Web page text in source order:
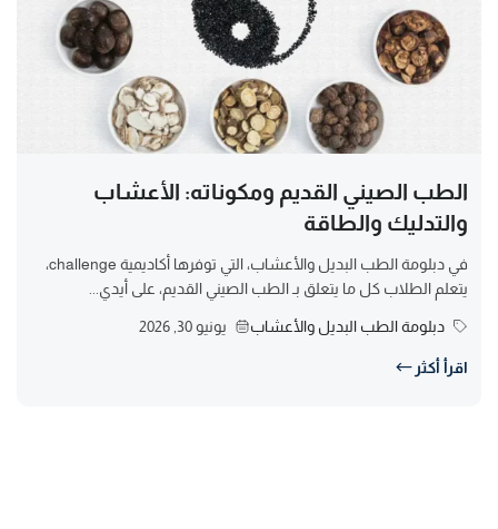
الطب الصيني القديم ومكوناته: الأعشاب
والتدليك والطاقة
في دبلومة الطب البديل والأعشاب، التي توفرها أكاديمية challenge،
يتعلم الطلاب كل ما يتعلق بـ الطب الصيني القديم، على أيدي...
دبلومة الطب البديل والأعشاب يونيو 30, 2026
اقرأ أكثر